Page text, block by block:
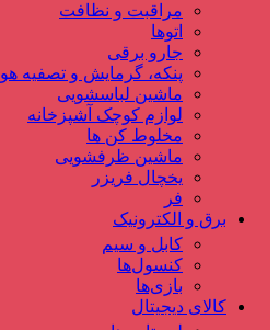
مراقبت و نظافت
اتوها
جارو برقی
پنکه، گرمایش و تصفیه هوا
ماشین لباسشویی
لوازم کوچک آشپزخانه
مخلوط کن ها
ماشین ظرفشویی
یخچال فریزر
فر
برق و الکترونیک
کابل و سیم
کنسول‌ها
بازی‌ها
کالای دیجیتال